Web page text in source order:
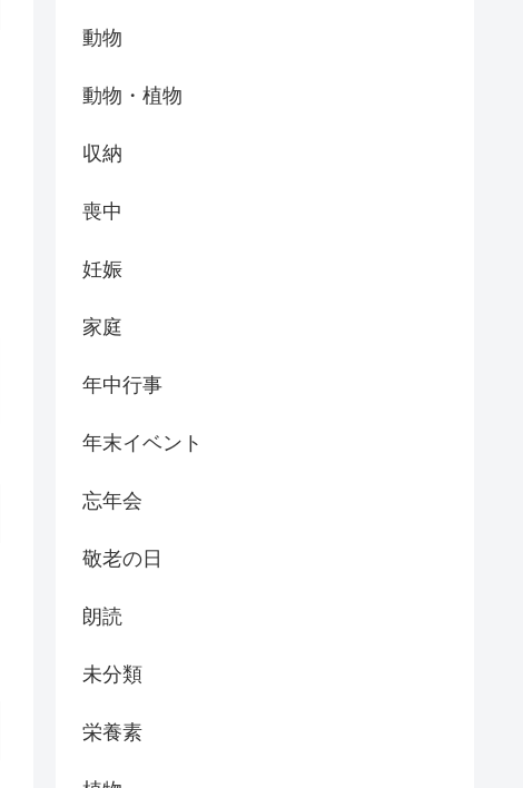
動物
動物・植物
収納
喪中
妊娠
家庭
年中行事
年末イベント
忘年会
敬老の日
朗読
未分類
栄養素